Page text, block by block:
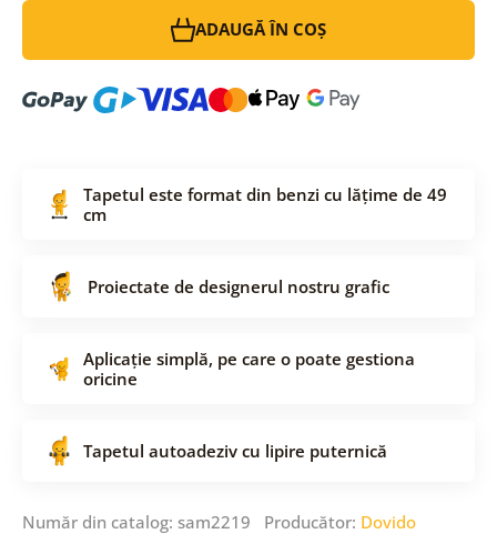
ADAUGĂ ÎN COȘ
Tapetul este format din benzi cu lățime de 49
cm
Proiectate de designerul nostru grafic
Aplicație simplă, pe care o poate gestiona
oricine
Tapetul autoadeziv cu lipire puternică
Număr din catalog: sam2219 Producător: Dovido